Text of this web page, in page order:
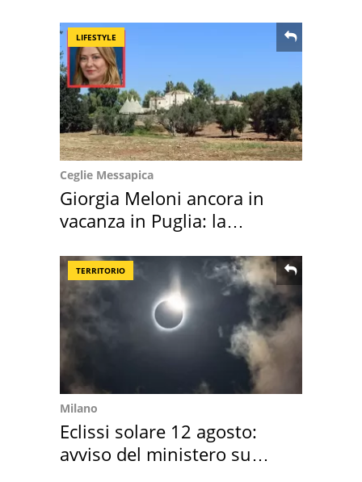
LIFESTYLE
Ceglie Messapica
Giorgia Meloni ancora in
vacanza in Puglia: la
TERRITORIO
Milano
Eclissi solare 12 agosto:
avviso del ministero su